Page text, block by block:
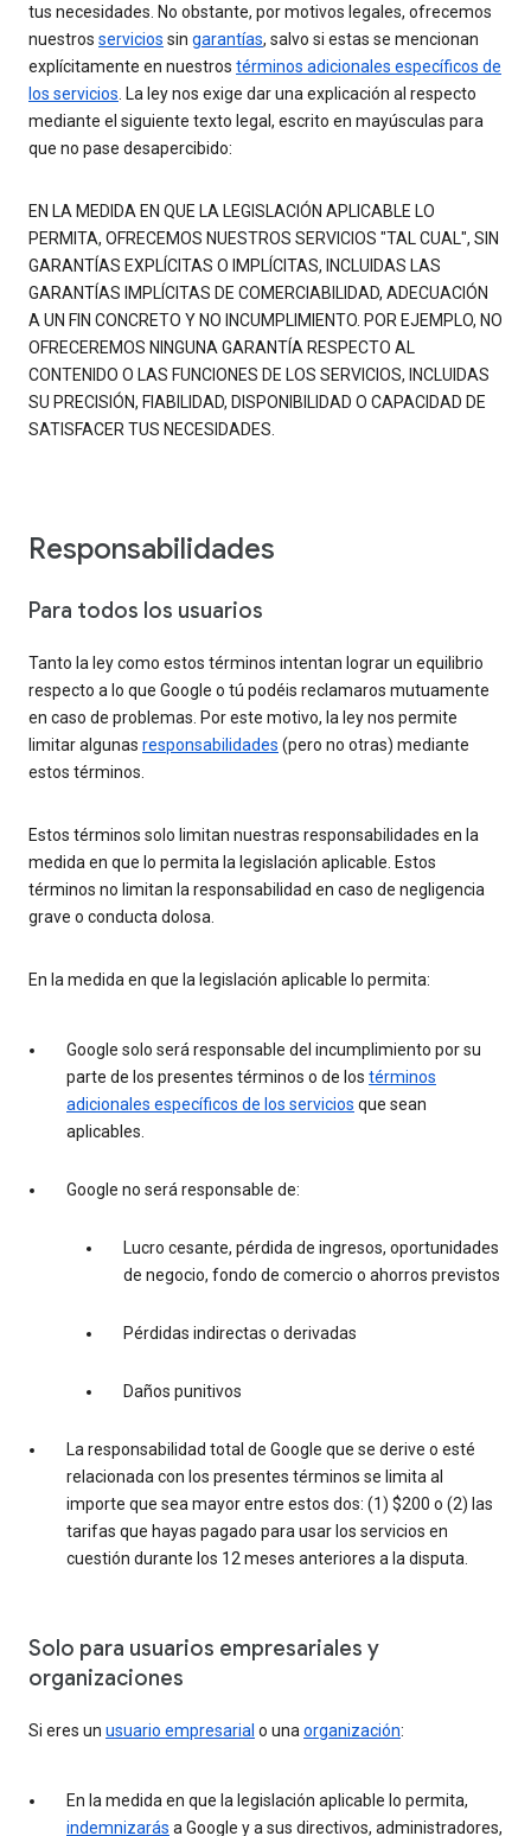
tus necesidades. No obstante, por motivos legales, ofrecemos
nuestros servicios sin garantías, salvo si estas se mencionan
explícitamente en nuestros términos adicionales específicos de
los servicios . La ley nos exige dar una explicación al respecto
mediante el siguiente texto legal, escrito en mayúsculas para
que no pase desapercibido:
EN LA MEDIDA EN QUE LA LEGISLACIÓN APLICABLE LO
PERMITA, OFRECEMOS NUESTROS SERVICIOS "TAL CUAL", SIN
GARANTÍAS EXPLÍCITAS O IMPLÍCITAS, INCLUIDAS LAS
GARANTÍAS IMPLÍCITAS DE COMERCIABILIDAD, ADECUACIÓN
A UN FIN CONCRETO Y NO INCUMPLIMIENTO. POR EJEMPLO, NO
OFRECEREMOS NINGUNA GARANTÍA RESPECTO AL
CONTENIDO O LAS FUNCIONES DE LOS SERVICIOS, INCLUIDAS
SU PRECISIÓN, FIABILIDAD, DISPONIBILIDAD O CAPACIDAD DE
SATISFACER TUS NECESIDADES.
Responsabilidades
Para todos los usuarios
Tanto la ley como estos términos intentan lograr un equilibrio
respecto a lo que Google o tú podéis reclamaros mutuamente
en caso de problemas. Por este motivo, la ley nos permite
limitar algunas responsabilidades (pero no otras) mediante
estos términos.
Estos términos solo limitan nuestras responsabilidades en la
medida en que lo permita la legislación aplicable. Estos
términos no limitan la responsabilidad en caso de negligencia
grave o conducta dolosa.
En la medida en que la legislación aplicable lo permita:
Google solo será responsable del incumplimiento por su
parte de los presentes términos o de los términos
adicionales específicos de los servicios que sean
aplicables.
Google no será responsable de:
Lucro cesante, pérdida de ingresos, oportunidades
de negocio, fondo de comercio o ahorros previstos
Pérdidas indirectas o derivadas
Daños punitivos
La responsabilidad total de Google que se derive o esté
relacionada con los presentes términos se limita al
importe que sea mayor entre estos dos: (1) $200 o (2) las
tarifas que hayas pagado para usar los servicios en
cuestión durante los 12 meses anteriores a la disputa.
Solo para usuarios empresariales y
organizaciones
Si eres un usuario empresarial o una organización:
En la medida en que la legislación aplicable lo permita,
indemnizarás a Google y a sus directivos, administradores,